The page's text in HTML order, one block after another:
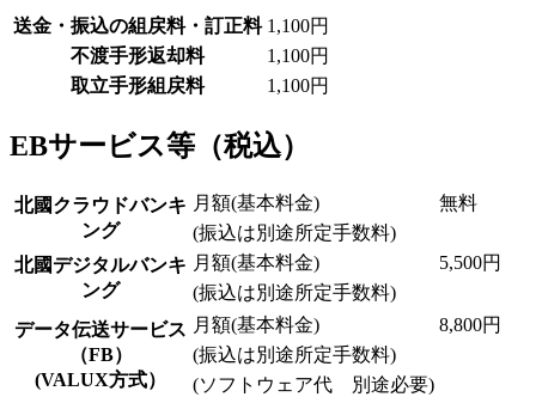
送金・振込の組戻料・訂正料 1,100円
不渡手形返却料
1,100円
取立手形組戻料
1,100円
EBサービス等 （税込）
北國クラウドバンキ
ング
月額(基本料金)
無料
(振込は別途所定手数料)
北國デジタルバンキ
ング
月額(基本料金)
5,500円
(振込は別途所定手数料)
データ伝送サービス
（FB）
(VALUX方式）
月額(基本料金)
8,800円
(振込は別途所定手数料)
(ソフトウェア代 別途必要)